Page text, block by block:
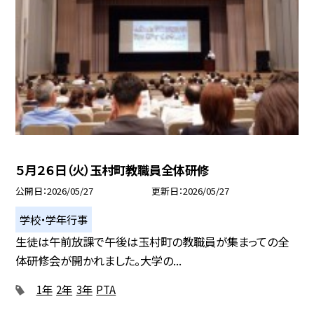
５月２６日（火）玉村町教職員全体研修
公開日 2026/05/27 更新日 2026/05/27
学校・学年行事
生徒は午前放課で午後は玉村町の教職員が集まっての全
体研修会が開かれました。大学の...
1年 2年 3年 PTA